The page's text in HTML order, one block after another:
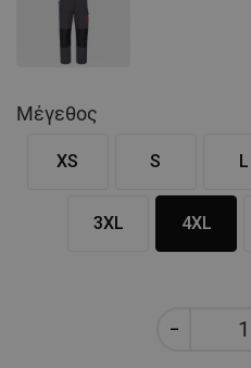
Μέγεθος
XS S L
3XL 4XL